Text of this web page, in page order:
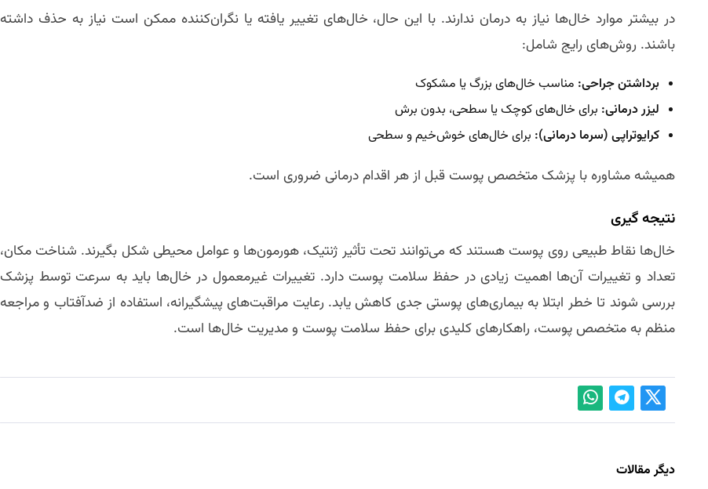
در بیشتر موارد خال‌ها نیاز به درمان ندارند. با این حال، خال‌های تغییر یافته یا نگران‌کننده ممکن است نیاز به حذف داشته
باشند. روش‌های رایج شامل:
برداشتن جراحی: مناسب خال‌های بزرگ یا مشکوک
لیزر درمانی: برای خال‌های کوچک یا سطحی، بدون برش
کرایوتراپی (سرما درمانی): برای خال‌های خوش‌خیم و سطحی
همیشه مشاوره با پزشک متخصص پوست قبل از هر اقدام درمانی ضروری است.
نتیجه‌ گیری
خال‌ها نقاط طبیعی روی پوست هستند که می‌توانند تحت تأثیر ژنتیک، هورمون‌ها و عوامل محیطی شکل بگیرند. شناخت مکان،
تعداد و تغییرات آن‌ها اهمیت زیادی در حفظ سلامت پوست دارد. تغییرات غیرمعمول در خال‌ها باید به سرعت توسط پزشک
بررسی شوند تا خطر ابتلا به بیماری‌های پوستی جدی کاهش یابد. رعایت مراقبت‌های پیشگیرانه، استفاده از ضدآفتاب و مراجعه
منظم به متخصص پوست، راهکارهای کلیدی برای حفظ سلامت پوست و مدیریت خال‌ها است.
دیگر مقالات